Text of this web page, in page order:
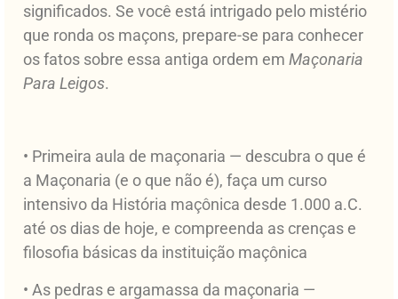
significados. Se você está intrigado pelo mistério
que ronda os maçons, prepare-se para conhecer
os fatos sobre essa antiga ordem em Maçonaria
Para Leigos.
• Primeira aula de maçonaria — descubra o que é
a Maçonaria (e o que não é), faça um curso
intensivo da História maçônica desde 1.000 a.C.
até os dias de hoje, e compreenda as crenças e
filosofia básicas da instituição maçônica
• As pedras e argamassa da maçonaria —